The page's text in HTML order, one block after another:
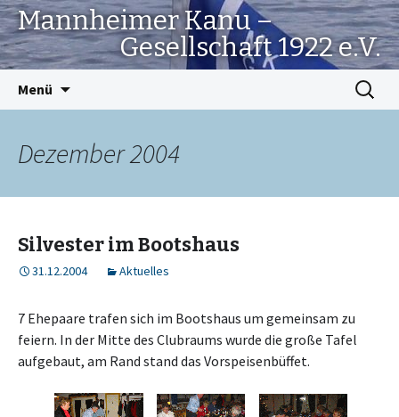
Mannheimer Kanu –
Gesellschaft 1922 e.V.
Menü
Suchen
nach:
Dezember 2004
Silvester im Bootshaus
31.12.2004 Aktuelles
7 Ehepaare trafen sich im Bootshaus um gemeinsam zu
feiern. In der Mitte des Clubraums wurde die große Tafel
aufgebaut, am Rand stand das Vorspeisenbüffet.